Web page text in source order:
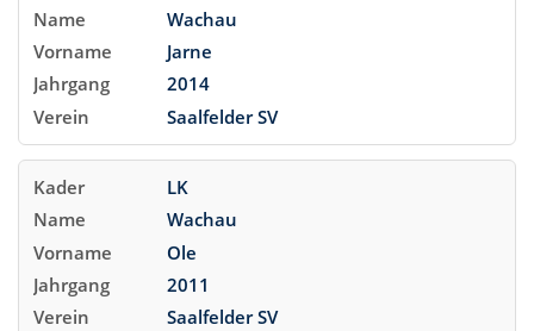
Wachau
Jarne
2014
Saalfelder SV
LK
Wachau
Ole
2011
Saalfelder SV